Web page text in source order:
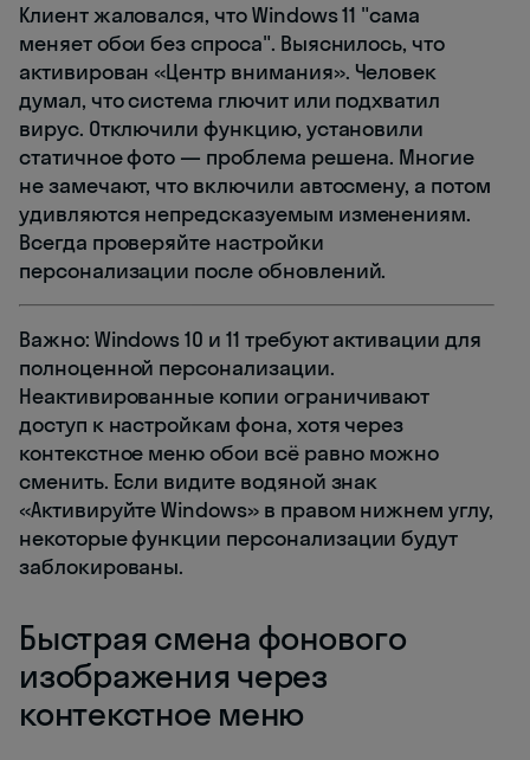
Клиент жаловался, что Windows 11 "сама
меняет обои без спроса". Выяснилось, что
активирован «Центр внимания». Человек
думал, что система глючит или подхватил
вирус. Отключили функцию, установили
статичное фото — проблема решена. Многие
не замечают, что включили автосмену, а потом
удивляются непредсказуемым изменениям.
Всегда проверяйте настройки
персонализации после обновлений.
Важно: Windows 10 и 11 требуют активации для
полноценной персонализации.
Неактивированные копии ограничивают
доступ к настройкам фона, хотя через
контекстное меню обои всё равно можно
сменить. Если видите водяной знак
«Активируйте Windows» в правом нижнем углу,
некоторые функции персонализации будут
заблокированы.
Быстрая смена фонового
изображения через
контекстное меню